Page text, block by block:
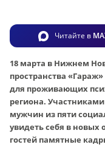
Читайте в
18 марта в Нижнем
пространства
для проживающих
региона.
мужчин из пяти
увидеть себя в новых
гостей памятные